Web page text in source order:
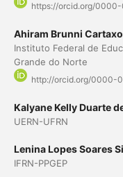
https://orcid.org/
Ahiram Brunni
Instituto Federal de
Grande do Norte
http://orcid.org/0000-
Kalyane Kelly Duarte
UERN-UFRN
Lenina Lopes Soares
IFRN-PPGEP